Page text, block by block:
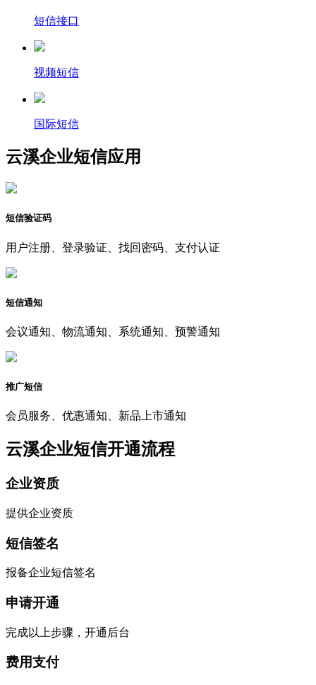
短信接口
视频短信
国际短信
云溪企业短信应用
短信验证码
用户注册、登录验证、找回密码、支付认证
短信通知
会议通知、物流通知、系统通知、预警通知
推广短信
会员服务、优惠通知、新品上市通知
云溪企业短信开通流程
企业资质
提供企业资质
短信签名
报备企业短信签名
申请开通
完成以上步骤，开通后台
费用支付